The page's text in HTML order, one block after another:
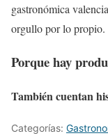
gastronómica
orgullo por lo propio.
Porque hay
También cuentan
Categorías: